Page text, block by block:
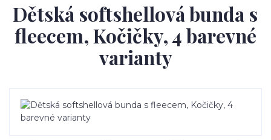
Dětská softshellová bunda s
fleecem, Kočičky, 4 barevné
varianty